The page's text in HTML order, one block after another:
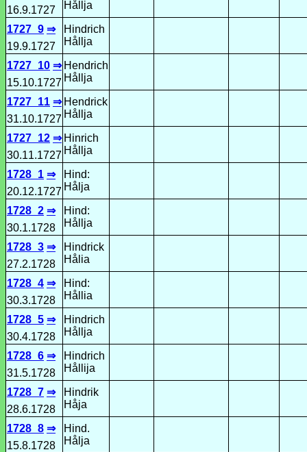
16.9.1727
Hållja
1727_9 ⇒
19.9.1727
Hindrich
Hållja
1727_10 ⇒
15.10.1727
Hendrich
Hållja
1727_11 ⇒
31.10.1727
Hendrick
Hållja
1727_12 ⇒
30.11.1727
Hinrich
Hållja
1728_1 ⇒
20.12.1727
Hind:
Hålja
1728_2 ⇒
30.1.1728
Hind:
Hållja
1728_3 ⇒
27.2.1728
Hindrick
Hålia
1728_4 ⇒
30.3.1728
Hind:
Hållia
1728_5 ⇒
30.4.1728
Hindrich
Hållja
1728_6 ⇒
31.5.1728
Hindrich
Hållija
1728_7 ⇒
28.6.1728
Hindrik
Håja
1728_8 ⇒
15.8.1728
Hind.
Hålja